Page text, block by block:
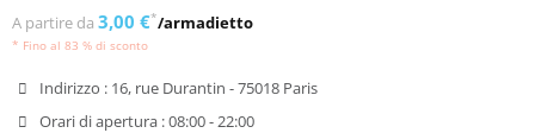
A partire da 3,00 €*/armadietto
* Fino al 83 % di sconto
Indirizzo : 16, rue Durantin - 75018 Paris
Orari di apertura :08:00 - 22:00